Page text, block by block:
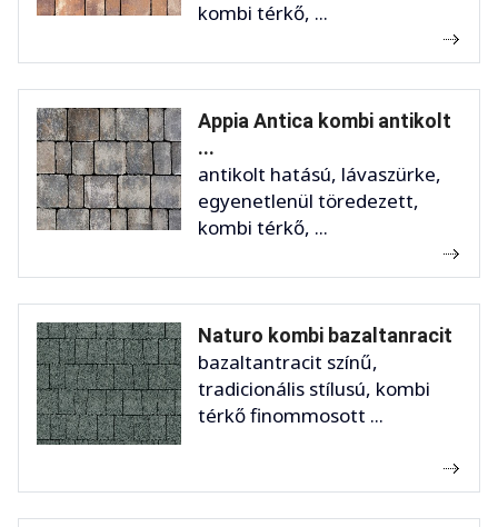
kombi térkő, ...
Appia Antica kombi antikolt
...
antikolt hatású, lávaszürke,
egyenetlenül töredezett,
kombi térkő, ...
Naturo kombi bazaltanracit
bazaltantracit színű,
tradicionális stílusú, kombi
térkő finommosott ...